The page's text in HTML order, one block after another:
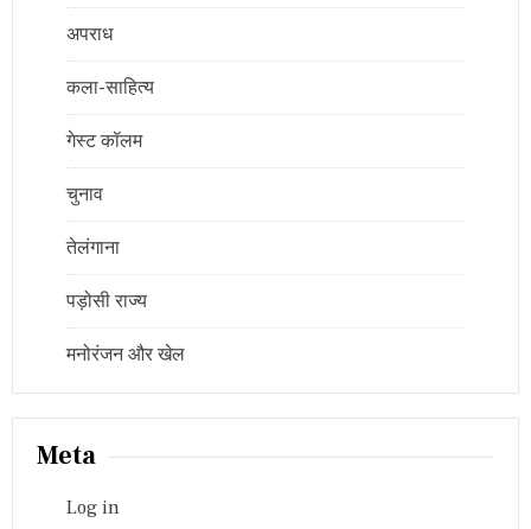
अपराध
कला-साहित्य
गेस्ट कॉलम
चुनाव
तेलंगाना
पड़ोसी राज्य
मनोरंजन और खेल
Meta
Log in